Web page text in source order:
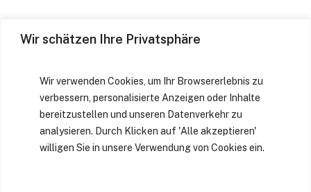
Wir schätzen Ihre Privatsphäre
Wir verwenden Cookies, um Ihr Browsererlebnis zu
verbessern, personalisierte Anzeigen oder Inhalte
bereitzustellen und unseren Datenverkehr zu
analysieren. Durch Klicken auf 'Alle akzeptieren'
willigen Sie in unsere Verwendung von Cookies ein.